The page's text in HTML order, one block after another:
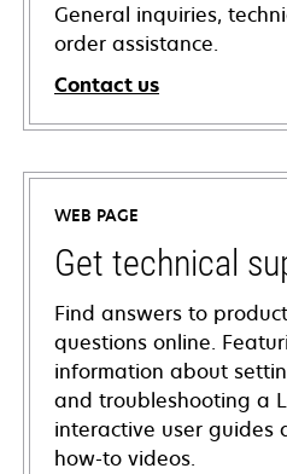
General inquiries,
order assistance.
Contact us
WEB PAGE
Get technical
Find answers to
questions online.
information about
and troubleshooting a
interactive user guides
how-to videos.